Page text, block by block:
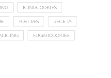
ICINGCOOKIES
POSTRES RECETA
SUGARCOOKIES